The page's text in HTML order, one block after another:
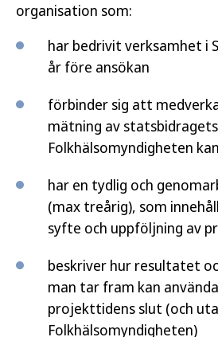
organisation som:
har bedrivit verksamhet i
år före ansökan
förbinder sig att
mätning av
Folkhälsomyndigheten
har en tydlig och
(max treårig), som
syfte och uppföljning av
beskriver hur resultatet
man tar fram kan
projekttidens slut (och
Folkhälsomyndigheten)